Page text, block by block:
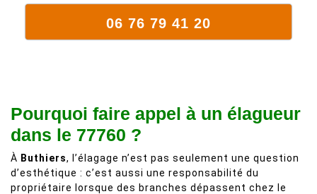
06 76 79 41 20
Pourquoi faire appel à un élagueur
dans le 77760 ?
À Buthiers, l’élagage n’est pas seulement une question
d’esthétique : c’est aussi une responsabilité du
propriétaire lorsque des branches dépassent chez le